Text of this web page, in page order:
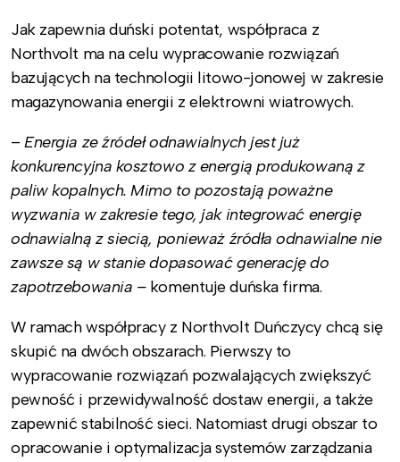
Jak zapewnia duński potentat, współpraca z
Northvolt ma na celu wypracowanie rozwiązań
bazujących na technologii litowo-jonowej w zakresie
magazynowania energii z elektrowni wiatrowych.
– Energia ze źródeł odnawialnych jest już
konkurencyjna kosztowo z energią produkowaną z
paliw kopalnych. Mimo to pozostają poważne
wyzwania w zakresie tego, jak integrować energię
odnawialną z siecią, ponieważ źródła odnawialne nie
zawsze są w stanie dopasować generację do
zapotrzebowania –komentuje duńska firma.
W ramach współpracy z Northvolt Duńczycy chcą się
skupić na dwóch obszarach. Pierwszy to
wypracowanie rozwiązań pozwalających zwiększyć
pewność i przewidywalność dostaw energii, a także
zapewnić stabilność sieci. Natomiast drugi obszar to
opracowanie i optymalizacja systemów zarządzania